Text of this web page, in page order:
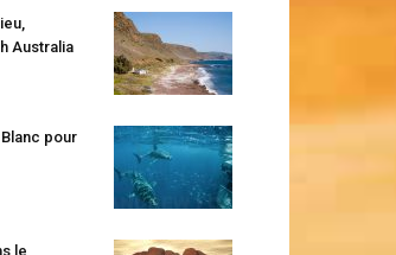
Australia
pour
le